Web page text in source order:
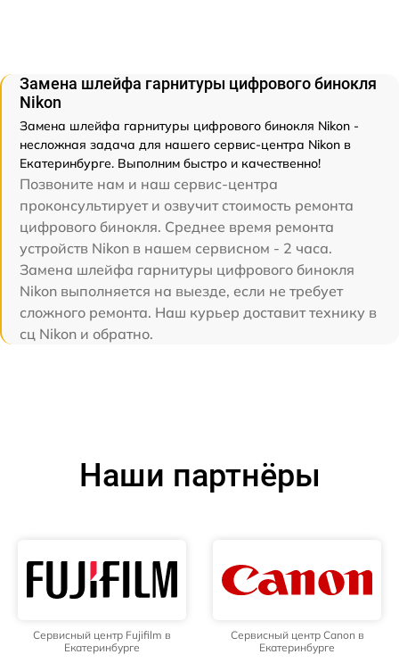
Замена шлейфа гарнитуры цифрового бинокля
Nikon
Замена шлейфа гарнитуры цифрового бинокля Nikon -
несложная задача для нашего сервис-центра Nikon в
Екатеринбурге. Выполним быстро и качественно!
Позвоните нам и наш сервис-центра
проконсультирует и озвучит стоимость ремонта
цифрового бинокля. Среднее время ремонта
устройств Nikon в нашем сервисном - 2 часа.
Замена шлейфа гарнитуры цифрового бинокля
Nikon выполняется на выезде, если не требует
сложного ремонта. Наш курьер доставит технику в
сц Nikon и обратно.
Наши партнёры
Сервисный центр Fujifilm в
Екатеринбурге
Сервисный центр Canon в
Екатеринбурге